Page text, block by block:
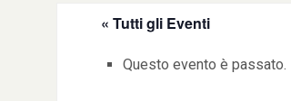
« Tutti gli Eventi
Questo evento è passato.